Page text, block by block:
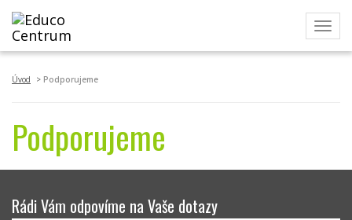
Úvod Podporujeme
Podporujeme
Rádi Vám odpovíme na Vaše dotazy